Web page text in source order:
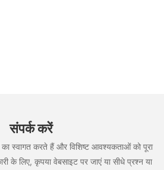
संपर्क करें
स्वागत करते हैं और विशिष्ट आवश्यकताओं को पूरा
के लिए, कृपया वेबसाइट पर जाएं या सीधे प्रश्न या